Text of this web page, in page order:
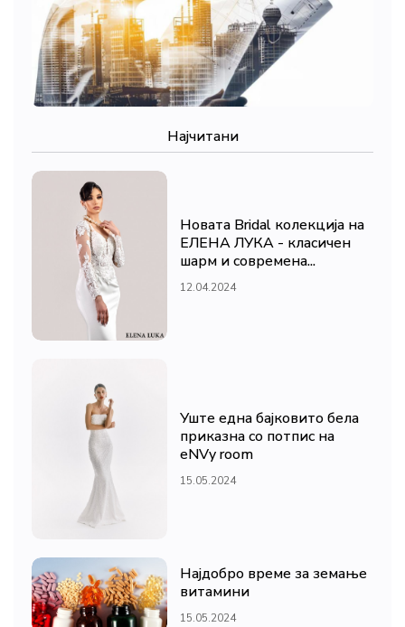
Најчитани
Новата Bridal колекција на
ЕЛЕНА ЛУКА - класичен
шарм и современа...
12.04.2024
Уште една бајковито бела
приказна со потпис на
eNVy room
15.05.2024
Најдобро време за земање
витамини
15.05.2024